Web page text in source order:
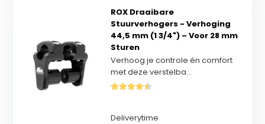
ROX Draaibare
Stuurverhogers - Verhoging
44,5 mm (1 3/4") – Voor 28 mm
Sturen
Verhoog je controle én comfort
met deze verstelba...
Deliverytime